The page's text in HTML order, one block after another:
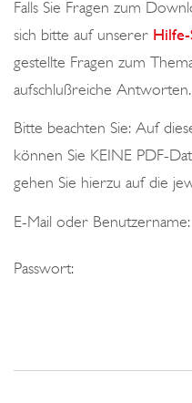
Falls Sie Fragen zum
sich bitte auf unserer
gestellte Fragen zum
aufschlußreiche Antworten.
Bitte beachten Sie: Auf
können Sie KEINE PDF-
gehen Sie hierzu auf die
E-Mail oder Benutzername:
Passwort: